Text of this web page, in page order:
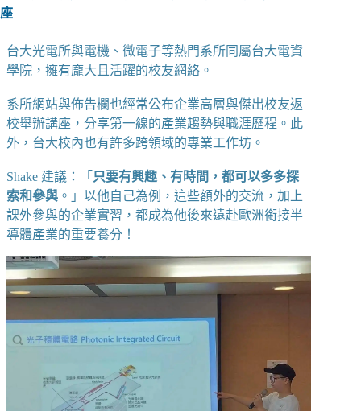
座
台大光電所與電機、微電子等熱門系所同屬台大電資
學院，擁有龐大且活躍的校友網絡。
系所網站與佈告欄也經常公布企業高層與傑出校友返
校舉辦講座，分享第一線的產業趨勢與職涯歷程。此
外，台大校內也有許多跨領域的專業工作坊。
Shake 建議：「 只要有興趣、有時間，都可以多多探
索和參與 。」以他自己為例，這些額外的交流，加上
課外參與的企業實習，都成為他後來遠赴歐洲銜接半
導體產業的重要養分！